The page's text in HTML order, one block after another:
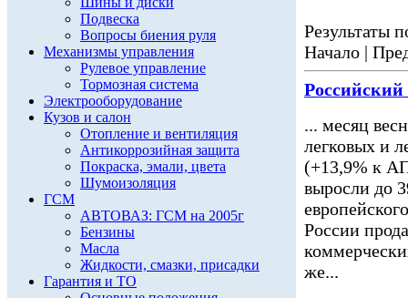
Подвеска
Вопросы биения руля
Механизмы управления
Рулевое управление
Тормозная система
Электрооборудование
Кузов и салон
Отопление и вентиляция
Антикоррозийная защита
Покраска, эмали, цвета
Шумоизоляция
ГСМ
АВТОВАЗ: ГСМ на 2005г
Бензины
Масла
Жидкости, смазки, присадки
Гарантия и ТО
Результаты
Начало |
... месяц
легковых и
(+13,9% к
выросли до
России
же...